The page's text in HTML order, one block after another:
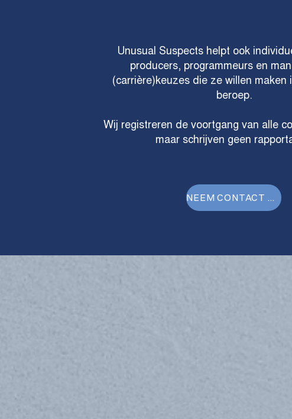
Unusual Suspects helpt ook
producers, programmeurs en
(carrière)keuzes die ze willen maken
beroep.
Wij registreren de voortgang van alle
maar schrijven geen
NEEM CONTACT MET ONS OP!